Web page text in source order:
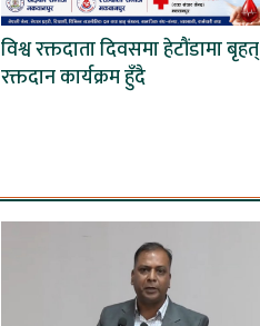
विश्व रक्तदाता दिवसमा हेटौंडामा बृहत्
रक्तदान कार्यक्रम हुँदै